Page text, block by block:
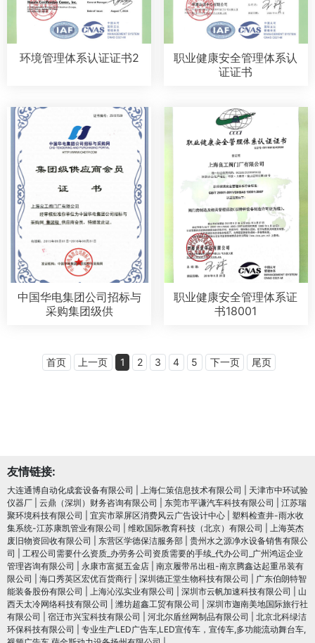
环境管理体系认证证书2
职业健康安全管理体系认
证证书
中国华电集团公司招标与
采购集团级供
职业健康安全管理体系证
书18001
首页 上一页 1 2 3 4 5 下一页 尾页
友情链接:
大连通博自动化成套设备有限公司 上海仁策信息技术有限公司
天津市中环试验
仪器厂
云鼎（深圳）财务咨询有限公司 东莞市平谦汽车科技有限公司
江苏瑞
聚环境科技有限公司
宜宾市翠屏区消费风云广告设计中心
塑料检查井-雨水收
集系统-江苏康凯管业有限公司
维欧国际教育科技（北京）有限公司
上海英杰
废旧物资回收有限公司
东营区学德保洁服务部
贵州水之源净水设备销售有限公
司
工程公司需要什么资质_办劳务公司资质需要的手续_代办公司_广州鸿运企业
管理咨询有限公司
永康市富挺五金店
南京履带吊出租-南京腾鑫达起重吊装有
限公司
海口秀英区宏优百货商行 深圳德正堂生物科技有限公司
广东伯朗特智
能装备股份有限公司
上海沁泓实业有限公司 深圳市云帆加速科技有限公司
山
西天太冷网络科技有限公司
潍坊超鑫工贸有限公司
深圳市迦南美地国际旅行社
有限公司
宿迁市兴宝科技有限公司 河北尔盾丝网制品有限公司
北京北科绿洁
环保科技有限公司
专业生产LED广告车,LED宣传车，宣传车,多功能流动舞台车,